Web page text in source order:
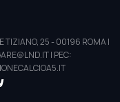
TIZIANO, 25 - 00196 ROMA |
| PEC: